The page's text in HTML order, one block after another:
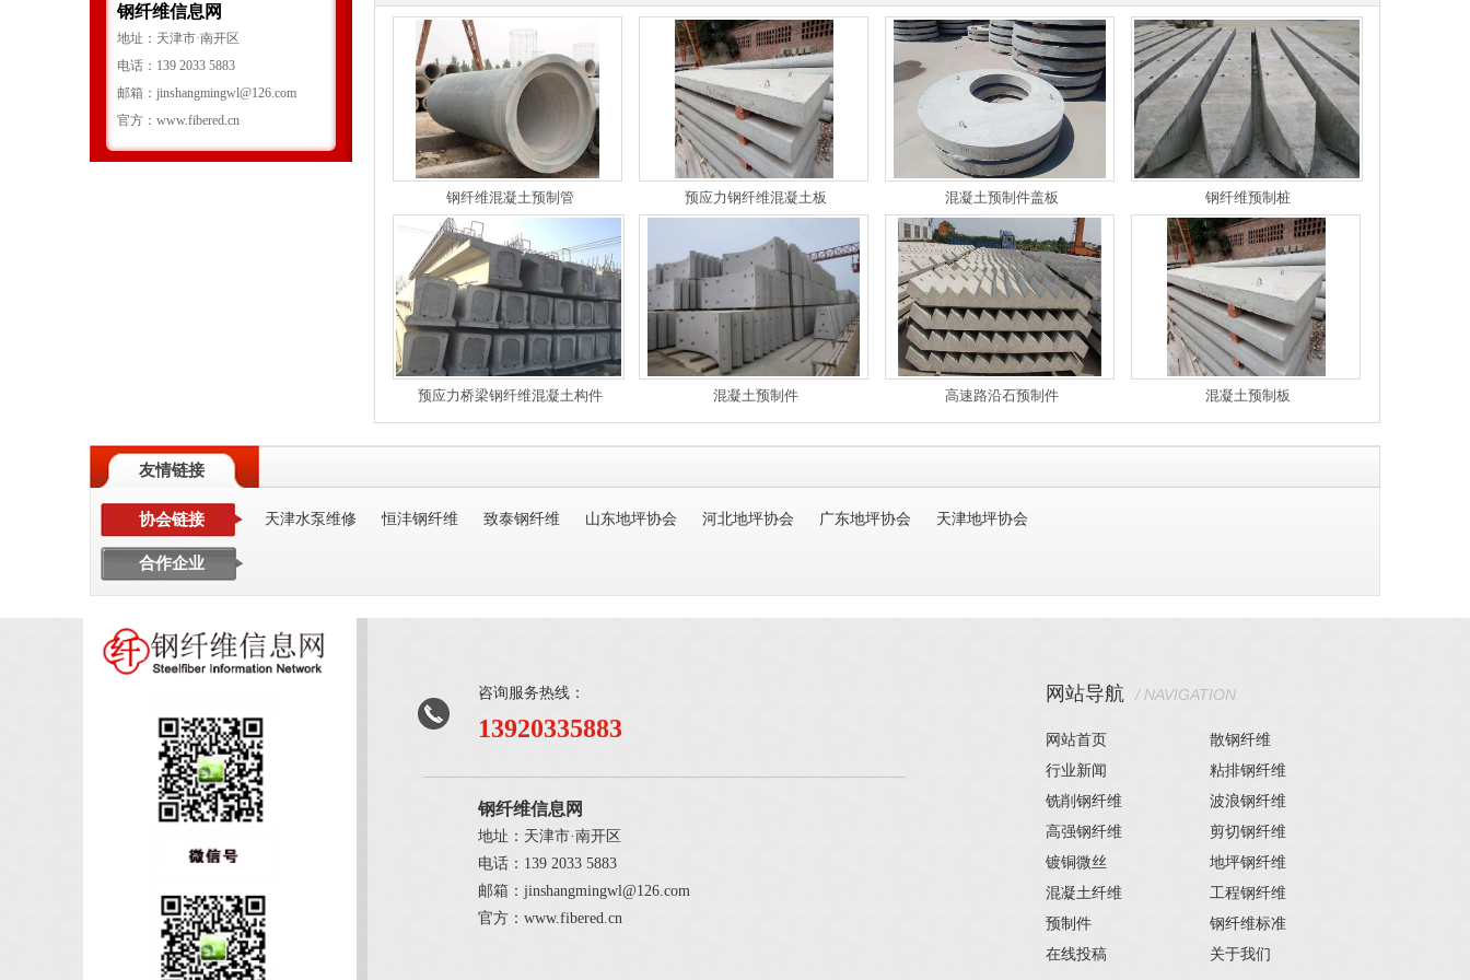
钢纤维信息网
地址：天津市·南开区
电话：139 2033 5883
邮箱：jinshangmingwl@126.com
官方：www.fibered.cn
钢纤维混凝土预制管 预应力钢纤维混凝土板 混凝土预制件盖板 钢纤维预制桩
预应力桥梁钢纤维混凝土构件 混凝土预制件 高速路沿石预制件 混凝土预制板
友情链接
协会链接
合作企业
天津水泵维修 恒沣钢纤维 致泰钢纤维 山东地坪协会 河北地坪协会 广东地坪协会 天津地坪协会
咨询服务热线：
13920335883
钢纤维信息网
地址：天津市·南开区
电话：139 2033 5883
邮箱：jinshangmingwl@126.com
官方：www.fibered.cn
网站导航 / NAVIGATION
网站首页
散钢纤维
行业新闻
粘排钢纤维
铣削钢纤维
波浪钢纤维
高强钢纤维
剪切钢纤维
镀铜微丝
地坪钢纤维
混凝土纤维
工程钢纤维
预制件
钢纤维标准
在线投稿
关于我们